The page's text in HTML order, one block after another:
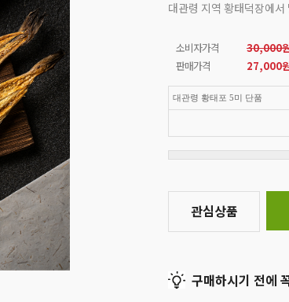
대관령 지역 황태덕장에
소비자가격
30,000
판매가격
27,000
대관령 황태포 5미 단품
관심상품
구매하시기 전에